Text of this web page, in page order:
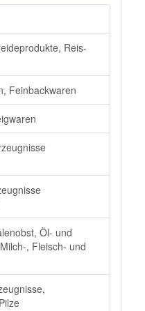
Reis-
Feinbackwaren
Öl- und
, Fleisch- und